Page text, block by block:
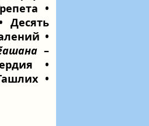
•
Десять
•
–
•
•